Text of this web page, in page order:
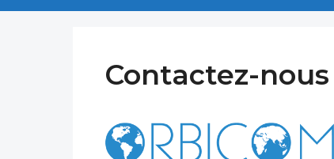
Contactez-nous